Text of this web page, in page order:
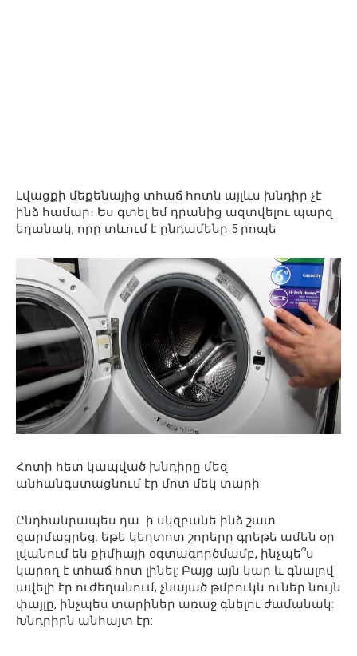
Լվացքի մեքենայից տհաճ հոտն այլևս խնդիր չէ
ինձ համար։ Ես գտել եմ դրանից ազտվելու պարզ
եղանակ, որը տևում է ընդամենը 5 րոպե
Հոտի հետ կապված խնդիրը մեզ
անհանգստացնում էր մոտ մեկ տարի:
Ընդհանրապես դա ի սկզբանե ինձ շատ
զարմացրեց. եթե կեղտոտ շորերը գրեթե ամեն օր
լվանում են քիմիայի օգտագործմամբ, ինչպե՞ս
կարող է տհաճ հոտ լինել: Բայց այն կար և գնալով
ավելի էր ուժեղանում, չնայած թմբուկն ուներ նույն
փայլը, ինչպես տարիներ առաջ գնելու ժամանակ:
Խնդրիրն անհայտ էր: